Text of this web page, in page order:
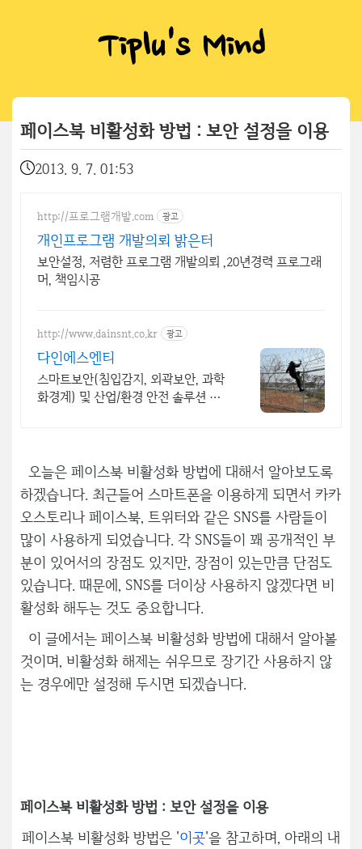
Tiplu's Mind
페이스북 비활성화 방법 : 보안 설정을 이용
2013. 9. 7. 01:53
http://프로그램개발.com 광고
개인프로그램 개발의뢰 밝은터
보안설정, 저렴한 프로그램 개발의뢰 ,20년경력 프로그래
머, 책임시공
http://www.dainsnt.co.kr 광고
다인에스엔티
스마트보안(침입감지, 외곽보안, 과학
화경계) 및 산업/환경 안전 솔루션 전
오늘은 페이스북 비활성화 방법에 대해서 알아보도록
하겠습니다. 최근들어 스마트폰을 이용하게 되면서 카카
오스토리나 페이스북, 트위터와 같은 SNS를 사람들이
많이 사용하게 되었습니다. 각 SNS들이 꽤 공개적인 부
분이 있어서의 장점도 있지만, 장점이 있는만큼 단점도
있습니다. 때문에, SNS를 더이상 사용하지 않겠다면 비
활성화 해두는 것도 중요합니다.
이 글에서는 페이스북 비활성화 방법에 대해서 알아볼
것이며, 비활성화 해제는 쉬우므로 장기간 사용하지 않
는 경우에만 설정해 두시면 되겠습니다.
페이스북 비활성화 방법 : 보안 설정을 이용
페이스북 비활성화 방법은 '이곳'을 참고하며, 아래의 내